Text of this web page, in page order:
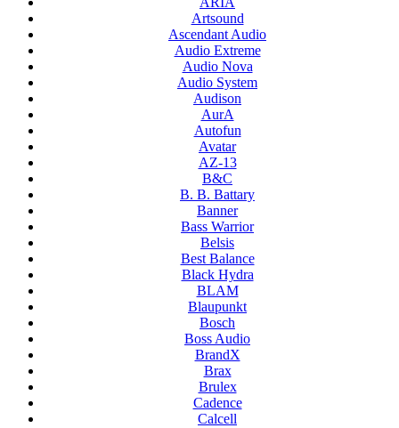
Artsound
Ascendant Audio
Audio Extreme
Audio Nova
Audio System
Audison
AurA
Autofun
Avatar
AZ-13
B&C
B. B. Battary
Banner
Bass Warrior
Belsis
Best Balance
Black Hydra
BLAM
Blaupunkt
Bosch
Boss Audio
BrandX
Brax
Brulex
Cadence
Calcell